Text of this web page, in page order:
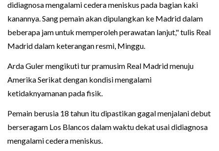
didiagnosa mengalami cedera meniskus pada bagian kaki
kanannya. Sang pemain akan dipulangkan ke Madrid dalam
beberapa jam untuk memperoleh perawatan lanjut," tulis Real
Madrid dalam keterangan resmi, Minggu.
Arda Guler mengikuti tur pramusim Real Madrid menuju
Amerika Serikat dengan kondisi mengalami
ketidaknyamanan pada fisik.
Pemain berusia 18 tahun itu dipastikan gagal menjalani debut
berseragam Los Blancos dalam waktu dekat usai didiagnosa
mengalami cedera meniskus.